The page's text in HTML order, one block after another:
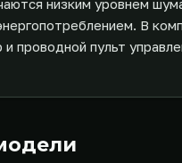
низким уровнем
В
проводной пульт